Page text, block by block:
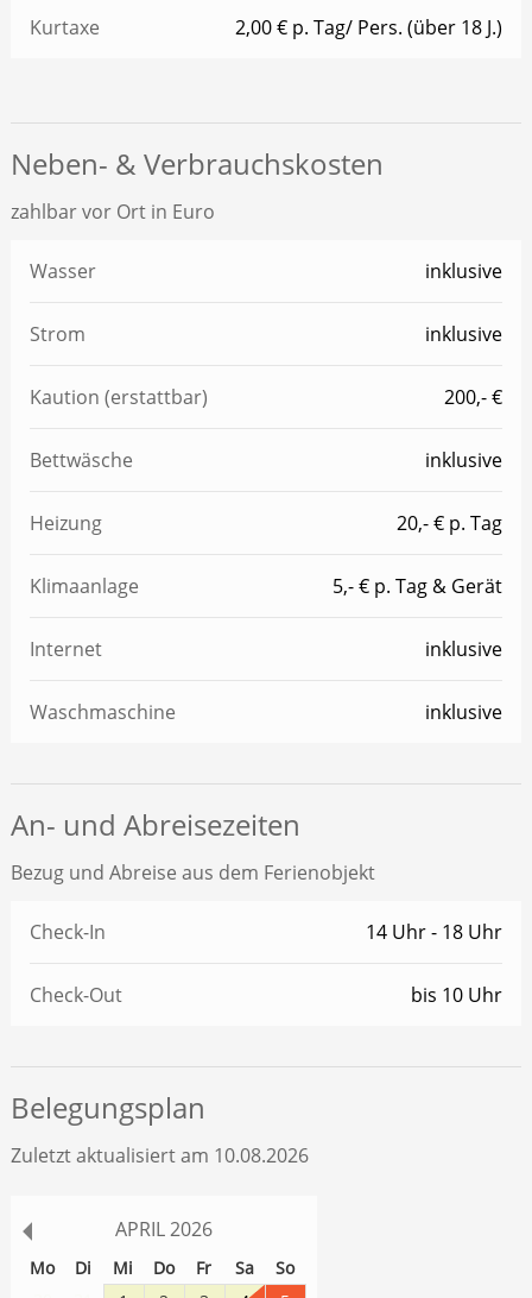
Kurtaxe 2,00 € p. Tag/ Pers. (über 18 J.)
Neben- & Verbrauchskosten
zahlbar vor Ort in Euro
Wasser inklusive
Strom inklusive
Kaution (erstattbar) 200,- €
Bettwäsche inklusive
Heizung 20,- € p. Tag
Klimaanlage 5,- € p. Tag & Gerät
Internet inklusive
Waschmaschine inklusive
An- und Abreisezeiten
Bezug und Abreise aus dem Ferienobjekt
Check-In 14 Uhr - 18 Uhr
Check-Out bis 10 Uhr
Belegungsplan
Zuletzt aktualisiert am 10.08.2026
APRIL2026
Mo Di Mi Do Fr Sa
So